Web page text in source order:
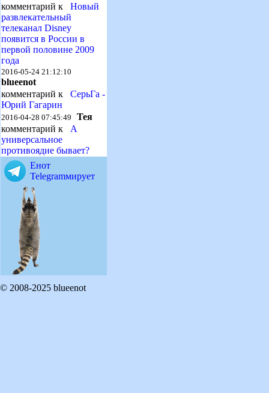
комментарий к Новый
развлекательный
телеканал Disney
появится в России в
первой половине 2009
года
2016-05-24 21:12:10
blueenot
комментарий к СерьГа -
Юрий Гагарин
2016-04-28 07:45:49 Тея
комментарий к А
универсальное
противоядие бывает?
Енот
Telegramмирует
© 2008-2025 blueenot